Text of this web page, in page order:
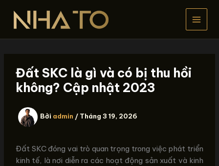
dung
Đất SKC là gì và có bị thu hồi
không? Cập nhật 2023
Bởi admin / Tháng 3 19, 2026
Đất SKC đóng vai trò quan trọng trong việc phát triển
kinh tế, là nơi diễn ra các hoạt động sản xuất và kinh